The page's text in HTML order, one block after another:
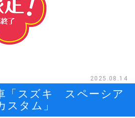
2025.08.14
「スズキ スペーシア
スタム」